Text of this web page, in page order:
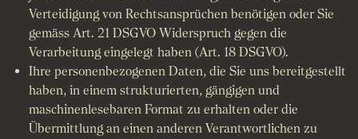
Verteidigung von Rechtsansprüchen benötigen oder Sie
gemäss Art. 21 DSGVO Widerspruch gegen die
Verarbeitung eingelegt haben (Art. 18 DSGVO).
Ihre personenbezogenen Daten, die Sie uns bereitgestellt
haben, in einem strukturierten, gängigen und
maschinenlesebaren Format zu erhalten oder die
Übermittlung an einen anderen Verantwortlichen zu